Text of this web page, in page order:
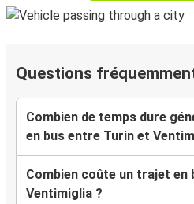
Questions
Combien de temps dure
en bus entre Turin et
Combien coûte un trajet en
Ventimiglia ?